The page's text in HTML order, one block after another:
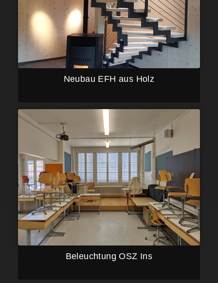
Neubau EFH aus Holz
Beleuchtung OSZ Ins